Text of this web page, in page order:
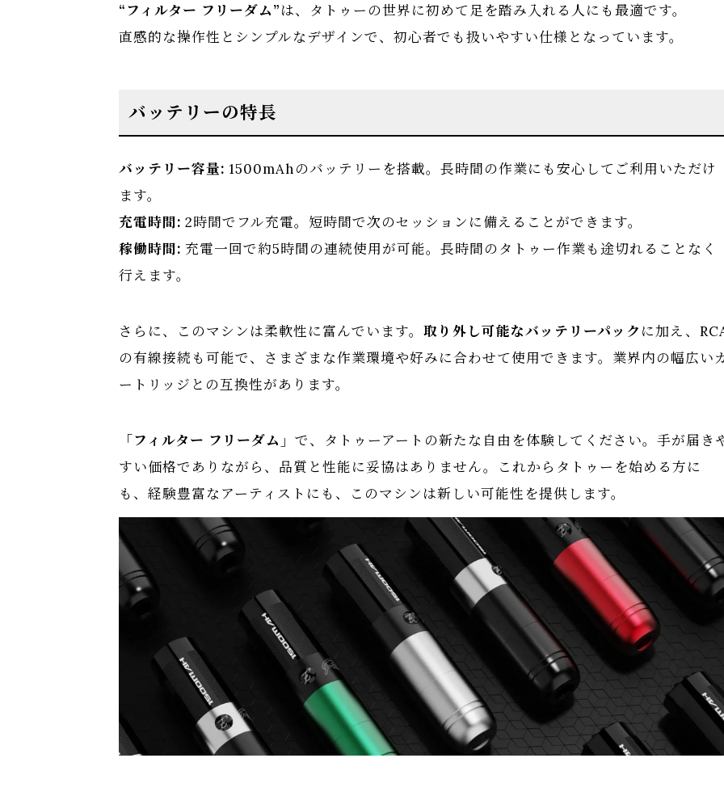
“フィルター フリーダム”は、タトゥーの世界に初めて足を踏み入れる人にも最適です。
直感的な操作性とシンプルなデザインで、初心者でも扱いやすい仕様となっています。
バッテリーの特長
バッテリー容量: 1500mAhのバッテリーを搭載。長時間の作業にも安心してご利用いただけ
ます。
充電時間: 2時間でフル充電。短時間で次のセッションに備えることができます。
稼働時間: 充電一回で約5時間の連続使用が可能。長時間のタトゥー作業も途切れることなく
行えます。
さらに、このマシンは柔軟性に富んでいます。 取り外し可能なバッテリーパック に加え、
の有線接続も可能で、さまざまな作業環境や好みに合わせて使用できます。業界内の幅広い
ートリッジとの互換性があります。
「フィルター フリーダム」 で、タトゥーアートの新たな自由を体験してください。手が届き
すい価格でありながら、品質と性能に妥協はありません。これからタトゥーを始める方に
も、経験豊富なアーティストにも、このマシンは新しい可能性を提供します。